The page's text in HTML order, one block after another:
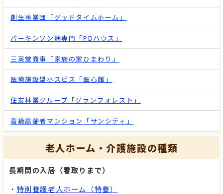
創生事業団「グッドタイムホーム」
パーキンソン病専門「PDハウス」
三英堂商事「家族の家ひまわり」
医療施設型ホスピス「医心館」
住友林業グループ「グランフォレスト」
高級高齢者マンション「サンシティ」
老人ホーム・介護施設の種類
長期間の入居（看取りまで）
・ 特別養護老人ホーム（特養）